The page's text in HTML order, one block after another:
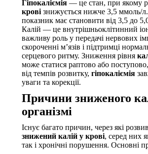
Гіпокаліємія — це стан, при якому
крові знижується нижче 3,5 ммоль/
показник має становити від 3,5 до
Калій — це внутрішньоклітинний
важливу роль у передачі нервових
скороченні м’язів і підтримці
серцевого ритму. Зниження рівня
може статися раптово або
від темпів розвитку, гіпокаліємія
уваги та корекції.
Причини зниженого
організмі
Існує багато причин, через які
знижений калій у крові, серед них
так і хронічні порушення. Основні